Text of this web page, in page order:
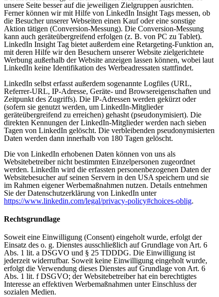
unsere Seite besser auf die jeweiligen Zielgruppen ausrichten.
Ferner können wir mit Hilfe von LinkedIn Insight Tags messen, ob
die Besucher unserer Webseiten einen Kauf oder eine sonstige
Aktion tätigen (Conversion-Messung). Die Conversion-Messung
kann auch geräteübergreifend erfolgen (z. B. von PC zu Tablet).
LinkedIn Insight Tag bietet außerdem eine Retargeting-Funktion an,
mit deren Hilfe wir den Besuchern unserer Website zielgerichtete
Werbung außerhalb der Website anzeigen lassen können, wobei laut
LinkedIn keine Identifikation des Werbeadressaten stattfindet.
LinkedIn selbst erfasst außerdem sogenannte Logfiles (URL,
Referrer-URL, IP-Adresse, Geräte- und Browsereigenschaften und
Zeitpunkt des Zugriffs). Die IP-Adressen werden gekürzt oder
(sofern sie genutzt werden, um LinkedIn-Mitglieder
geräteübergreifend zu erreichen) gehasht (pseudonymisiert). Die
direkten Kennungen der LinkedIn-Mitglieder werden nach sieben
Tagen von LinkedIn gelöscht. Die verbleibenden pseudonymisierten
Daten werden dann innerhalb von 180 Tagen gelöscht.
Die von LinkedIn erhobenen Daten können von uns als
Websitebetreiber nicht bestimmten Einzelpersonen zugeordnet
werden. LinkedIn wird die erfassten personenbezogenen Daten der
Websitebesucher auf seinen Servern in den USA speichern und sie
im Rahmen eigener Werbemaßnahmen nutzen. Details entnehmen
Sie der Datenschutzerklärung von LinkedIn unter
https://www.linkedin.com/legal/privacy-policy#choices-oblig.
Rechtsgrundlage
Soweit eine Einwilligung (Consent) eingeholt wurde, erfolgt der
Einsatz des o. g. Dienstes ausschließlich auf Grundlage von Art. 6
Abs. 1 lit. a DSGVO und § 25 TDDDG. Die Einwilligung ist
jederzeit widerrufbar. Soweit keine Einwilligung eingeholt wurde,
erfolgt die Verwendung dieses Dienstes auf Grundlage von Art. 6
Abs. 1 lit. f DSGVO; der Websitebetreiber hat ein berechtigtes
Interesse an effektiven Werbemaßnahmen unter Einschluss der
sozialen Medien.